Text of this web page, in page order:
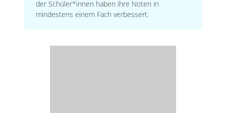
der Schüler*innen haben ihre Noten in
mindestens einem Fach verbessert.